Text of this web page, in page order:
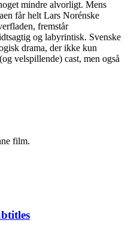
mindre alvorligt. Mens
får helt Lars Norénske
fremstår
og labyrintisk. Svenske
drama, der ikke kun
velspillende) cast, men også
film.